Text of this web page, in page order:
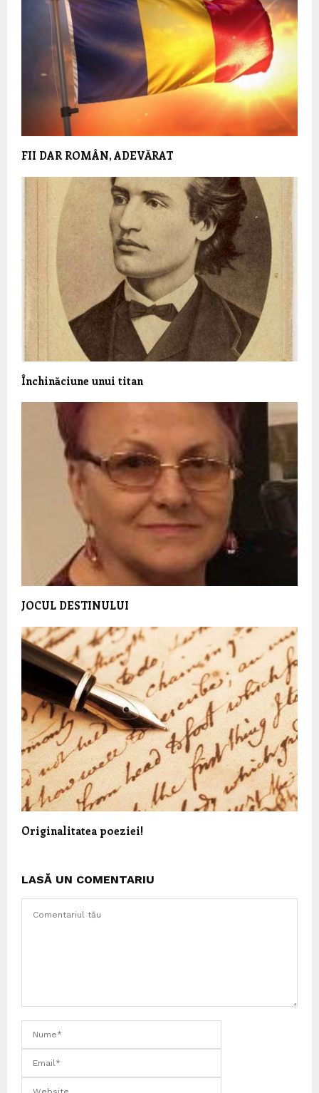
FII DAR ROMÂN, ADEVĂRAT
Închinăciune unui titan
JOCUL DESTINULUI
Originalitatea poeziei!
LASĂ UN COMENTARIU